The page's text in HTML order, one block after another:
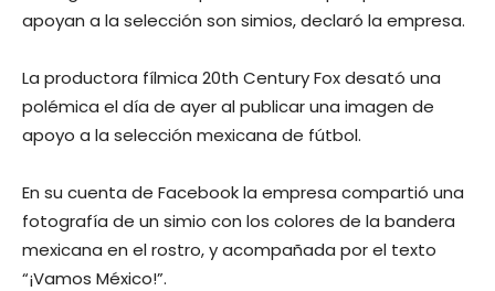
apoyan a la selección son simios, declaró la empresa.
La productora fílmica 20th Century Fox desató una
polémica el día de ayer al publicar una imagen de
apoyo a la selección mexicana de fútbol.
En su cuenta de Facebook la empresa compartió una
fotografía de un simio con los colores de la bandera
mexicana en el rostro, y acompañada por el texto
“¡Vamos México!”.